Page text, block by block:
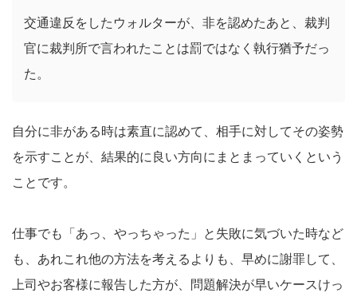
交通違反をしたウォルターが、非を認めたあと、裁判
官に裁判所で言われたことは罰ではなく執行猶予だっ
た。
自分に非がある時は素直に認めて、相手に対してその姿勢
を示すことが、結果的に良い方向にまとまっていくという
ことです。
仕事でも「あっ、やっちゃった」と失敗に気づいた時など
も、あれこれ他の方法を考えるよりも、早めに謝罪して、
上司やお客様に報告した方が、問題解決が早いケースけっ